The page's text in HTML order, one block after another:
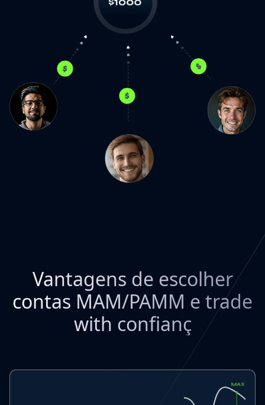
Vantagens de escolher
contas MAM/PAMM e trade
with confianç